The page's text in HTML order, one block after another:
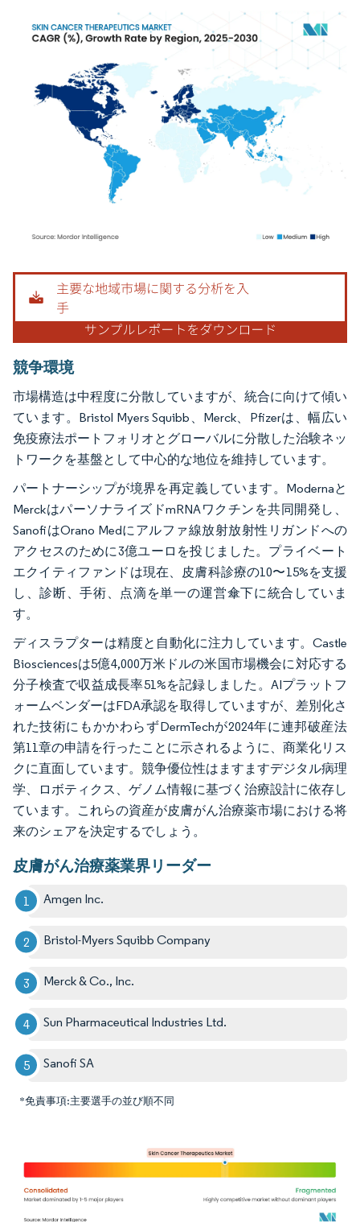
画像 © Mordor Intelligence。再利用にはCC BY 4.0の表示が必要です。
競争環境
市場構造は中程度に分散していますが、統合に向けて傾い
ています。Bristol Myers Squibb、Merck、Pfizerは、幅広い
免疫療法ポートフォリオとグローバルに分散した治験ネッ
トワークを基盤として中心的な地位を維持しています。
パートナーシップが境界を再定義しています。Modernaと
MerckはパーソナライズドmRNAワクチンを共同開発し、
SanofiはOrano Medにアルファ線放射放射性リガンドへの
アクセスのために3億ユーロを投じました。プライベート
エクイティファンドは現在、皮膚科診療の10〜15%を支援
し、診断、手術、点滴を単一の運営傘下に統合していま
す。
ディスラプターは精度と自動化に注力しています。Castle
Biosciencesは5億4,000万米ドルの米国市場機会に対応する
分子検査で収益成長率51%を記録しました。AIプラットフ
ォームベンダーはFDA承認を取得していますが、差別化さ
れた技術にもかかわらずDermTechが2024年に連邦破産法
第11章の申請を行ったことに示されるように、商業化リス
クに直面しています。競争優位性はますますデジタル病理
学、ロボティクス、ゲノム情報に基づく治療設計に依存し
ています。これらの資産が皮膚がん治療薬市場における将
来のシェアを決定するでしょう。
皮膚がん治療薬業界リーダー
Amgen Inc.
Bristol-Myers Squibb Company
Merck & Co., Inc.
Sun Pharmaceutical Industries Ltd.
Sanofi SA
*免責事項:主要選手の並び順不同